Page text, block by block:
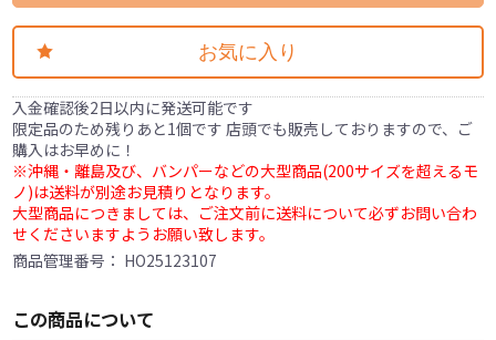
お気に入り
入金確認後2日以内に発送可能です
限定品のため残りあと1個です 店頭でも販売しておりますので、ご
購入はお早めに！
※沖縄・離島及び、バンパーなどの大型商品(200サイズを超えるモ
ノ)は送料が別途お見積りとなります。
大型商品につきましては、ご注文前に送料について必ずお問い合わ
せくださいますようお願い致します。
商品管理番号： HO25123107
この商品について